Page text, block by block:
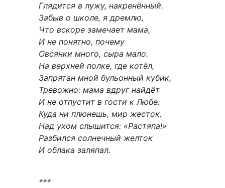
Глядится в лужу, накренённый.
Забыв о школе, я дремлю,
Что вскоре замечает мама,
И не понятно, почему
Овсянки много, сыра мало.
На верхней полке, где котёл,
Запрятан мной бульонный кубик,
Тревожно: мама вдруг найдёт
И не отпустит в гости к Любе.
Куда ни плюнешь, мир жесток.
Над ухом слышится: «Растяпа!»
Разбился солнечный желток
И облака заляпал.
***